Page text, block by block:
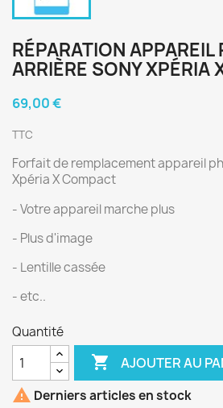
RÉPARATION APPAREIL
ARRIÈRE SONY XPÉRIA
69,00 €
TTC
Forfait de remplacement appareil
Xpéria X Compact
- Votre appareil marche plus
- Plus d'image
- Lentille cassée
- etc..
Quantité
 AJOUTER AU
 Derniers articles en stock